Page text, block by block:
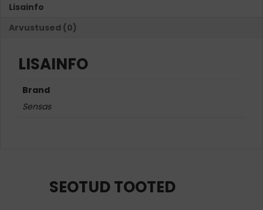
Lisainfo
Arvustused (0)
LISAINFO
Brand
Sensas
SEOTUD TOOTED